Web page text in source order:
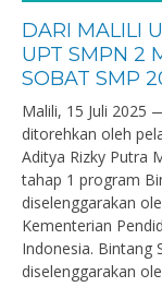
DARI MALILI
UPT SMPN 2
SOBAT SMP
Malili, 15 Juli 2025
ditorehkan oleh
Aditya Rizky Putra
tahap 1 program
diselenggarakan
Kementerian
Indonesia. Bintang
diselenggarakan